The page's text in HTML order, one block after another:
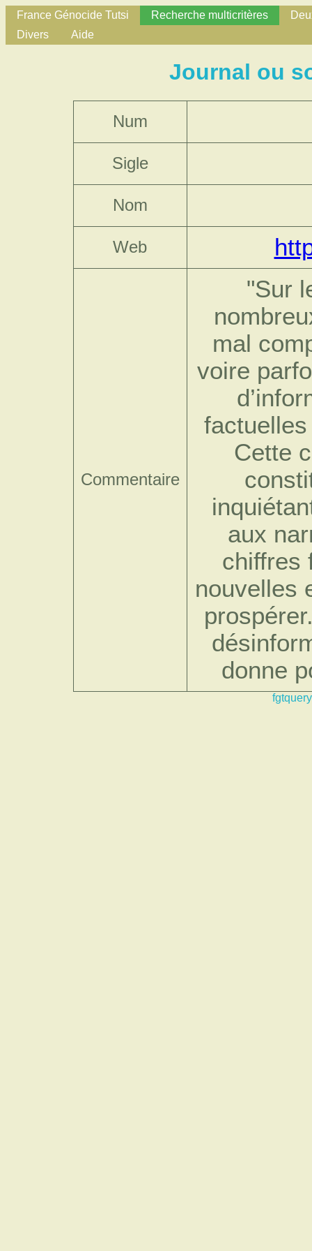
France Génocide Tutsi Recherche multicritères
Divers
Aide
Journal ou
Num
Sigle
Nom
Web
Commentaire
"Sur
mal
voire
Cette
aux
chiffres
nouvelles
donne